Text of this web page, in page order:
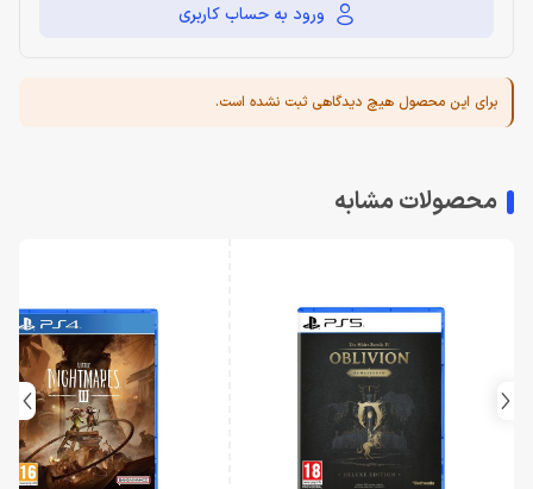
ورود به حساب کاربری
برای این محصول هیچ دیدگاهی ثبت نشده است.
محصولات مشابه